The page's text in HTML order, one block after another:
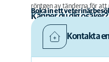
röntgen av tänderna för
Känner du dig osäker?
Boka in ett
Kontakta